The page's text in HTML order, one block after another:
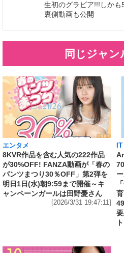
生初のグラビア!!!しか
裏側動画も公開
同じジャン
エンタメ
8KVR作品を含む人気の222作品
が30%OFF! FANZA動画が「春の
パンツまつり30％OFF」第2弾を
明日1日(水)朝9:59まで開催～キ
ャンペーンガールは田野憂さん
[2026/3/31 19:47:11]